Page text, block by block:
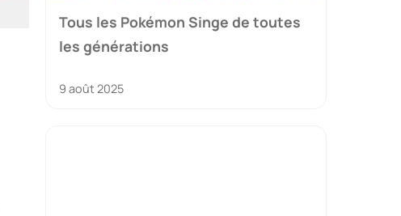
Tous les Pokémon Singe de toutes
les générations
9 août 2025